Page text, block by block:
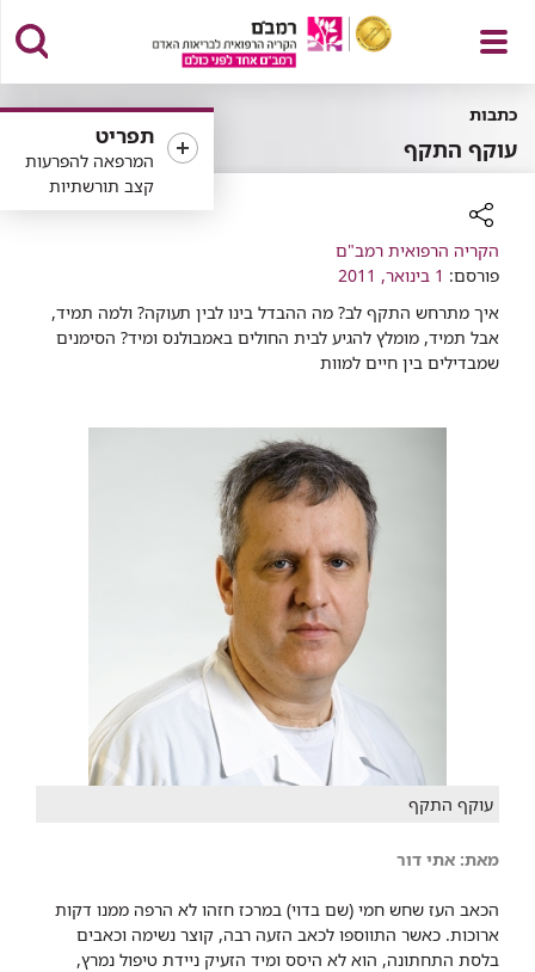
פתח
תפריט
תפריט
המרפאה להפרעות
קצב תורשתיות
כתבות
עוקף התקף
רכיב
שיתוף
הקריה הרפואית רמב"ם
פורסם: 1 בינואר, 2011
איך מתרחש התקף לב? מה ההבדל בינו לבין תעוקה? ולמה תמיד,
אבל תמיד, מומלץ להגיע לבית החולים באמבולנס ומיד? הסימנים
שמבדילים בין חיים למוות​
עוקף התקף
מאת: אתי דור
הכאב העז שחש חמי (שם בדוי) במרכז חזהו לא הרפה ממנו דקות
ארוכות. כאשר התווספו לכאב הזעה רבה, קוצר נשימה וכאבים
בלסת התחתונה, הוא לא היסס ומיד הזעיק ניידת טיפול נמרץ,